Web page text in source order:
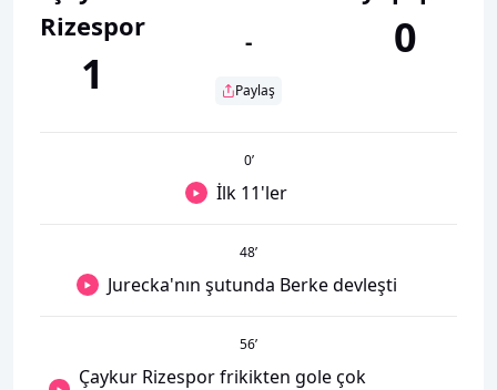
Rizespor
1
-
Paylaş
0
0’
İlk 11'ler
48’
Jurecka'nın şutunda Berke devleşti
56’
Çaykur Rizespor frikikten gole çok